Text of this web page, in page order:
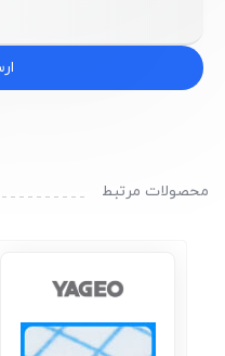
محصولات مرتبط